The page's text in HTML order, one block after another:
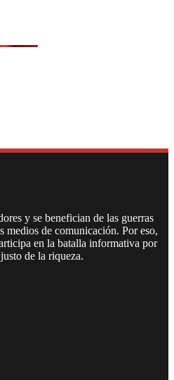
y se benefician de las guerras
medios de comunicación. Por eso,
en la batalla informativa por
de la riqueza.